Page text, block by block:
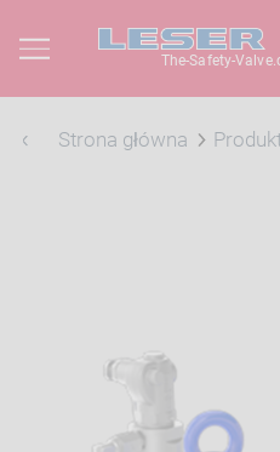
The-Safety-
Strona główna